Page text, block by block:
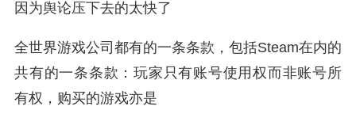
因为舆论压下去的太快了
全世界游戏公司都有的一条条款，包括Steam在内的
共有的一条条款：玩家只有账号使用权而非账号所
有权，购买的游戏亦是